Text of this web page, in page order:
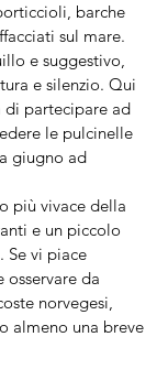
barche
sul mare.
e suggestivo,
e silenzio. Qui
di partecipare ad
le pulcinelle
giugno ad
più vivace della
e un piccolo
Se vi piace
da
norvegesi,
almeno una breve